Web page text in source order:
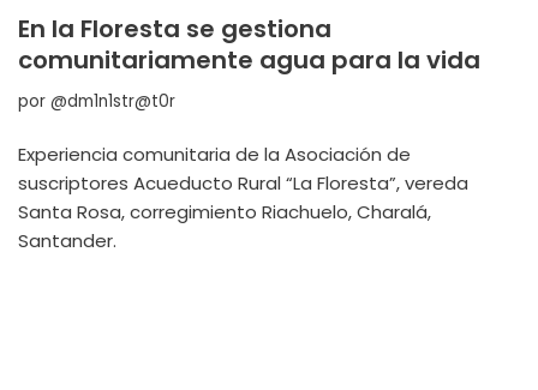
En la Floresta se gestiona
comunitariamente agua para la vida
por @dm1n1str@t0r
Experiencia comunitaria de la Asociación de
suscriptores Acueducto Rural “La Floresta”, vereda
Santa Rosa, corregimiento Riachuelo, Charalá,
Santander.